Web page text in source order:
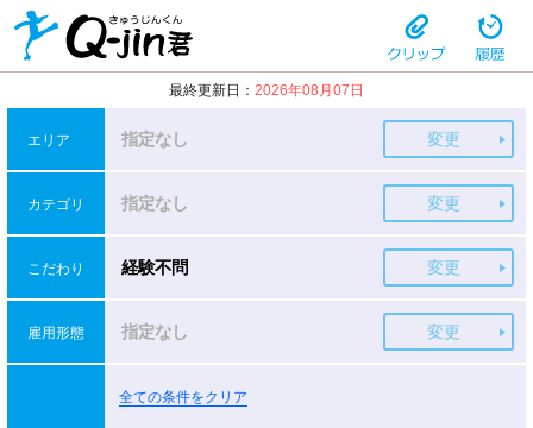
最終更新日： 2026年08月07日
エリア 変更
指定なし
カテゴリ 変更
指定なし
こだわり 変更
経験不問
雇用形態 変更
指定なし
全ての条件をクリア